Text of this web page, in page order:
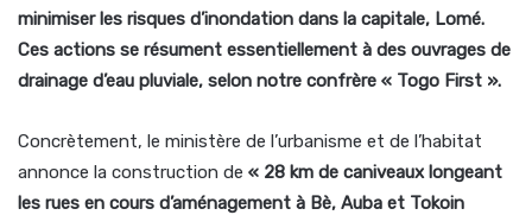
minimiser les risques d’inondation dans la capitale, Lomé.
Ces actions se résument essentiellement à des ouvrages de
drainage d’eau pluviale, selon notre confrère « Togo First ».
Concrètement, le ministère de l’urbanisme et de l’habitat
annonce la construction de « 28 km de caniveaux longeant
les rues en cours d’aménagement à Bè, Auba et Tokoin